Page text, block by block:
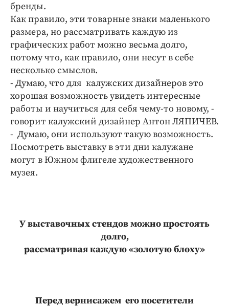
Блоги
Издания
Медиаперсона
Интересное чтиво
Клиника года
Бренд года
Работодатель года
бренды.
Как правило, эти товарные знаки маленького
размера, но рассматривать каждую из
графических работ можно весьма долго,
потому что, как правило, они несут в себе
несколько смыслов.
- Думаю, что для калужских дизайнеров это
хорошая возможность увидеть интересные
работы и научиться для себя чему-то новому, -
говорит калужский дизайнер Антон ЛЯПИЧЕВ.
- Думаю, они используют такую возможность.
Посмотреть выставку в эти дни калужане
могут в Южном флигеле художественного
музея.
У выставочных стендов можно простоять
долго,
рассматривая каждую «золотую блоху»
Перед вернисажем его посетители